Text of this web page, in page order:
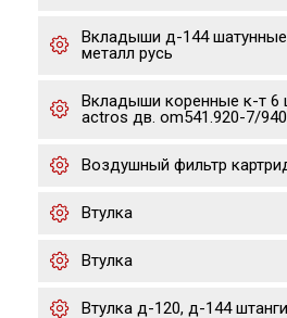
Вкладыши д-144
металл русь
Вкладыши коренные к-т 6
actros дв. om541.920-7/
Воздушный фильтр
Втулка
Втулка
Втулка д-120, д-144